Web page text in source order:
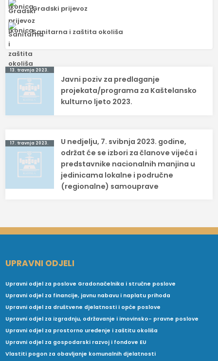
Gradski prijevoz
Sanitarna i zaštita okoliša
Navigacija
objava
13. travnja 2023.
Javni poziv za predlaganje
projekata/programa za Kaštelansko
kulturno ljeto 2023.
17. travnja 2023.
U nedjelju, 7. svibnja 2023. godine,
održat će se izbori za članove vijeća i
predstavnike nacionalnih manjina u
jedinicama lokalne i područne
(regionalne) samouprave
UPRAVNI ODJELI
Upravni odjel za poslove Gradonačelnika i stručne poslove
Upravni odjel za financije, javnu nabavu i naplatu prihoda
Upravni odjel za društvene djelatnosti i opće poslove
Upravni odjel za izgradnju, održavanje i imovinsko- pravne poslove
Upravni odjel za prostorno uređenje i zaštitu okoliša
Upravni odjel za gospodarski razvoj i fondove EU
Vlastiti pogon za obavljanje komunalnih djelatnosti